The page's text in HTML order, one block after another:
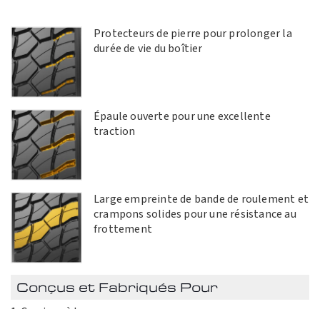
Protecteurs de pierre pour prolonger la
durée de vie du boîtier
Épaule ouverte pour une excellente
traction
Large empreinte de bande de roulement et
crampons solides pour une résistance au
frottement
Conçus et Fabriqués Pour